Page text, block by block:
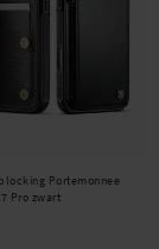
Portemonnee
Pro zwart